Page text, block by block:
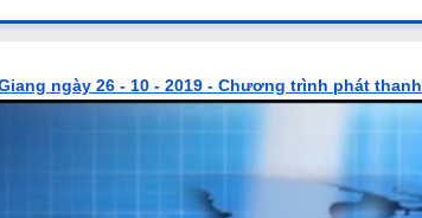
ngày 26 - 10 - 2019 - Chương trình phát thanh